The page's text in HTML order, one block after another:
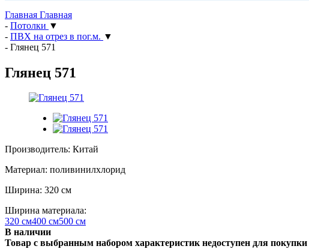
Главная Главная
- Потолки ▼
- ПВХ на отрез в пог.м. ▼
- Глянец 571
Глянец 571
Производитель: Китай
Материал: поливинилхлорид
Ширина: 320 см
Ширина материала:
320 см400 см500 см
В наличии
Товар с выбранным набором характеристик недоступен для покупки